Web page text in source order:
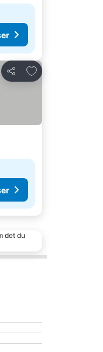
Del
Legg til i favoritter
det du